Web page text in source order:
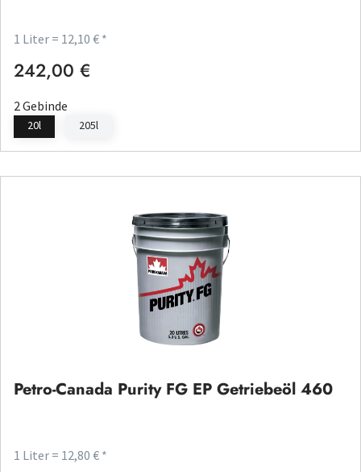
1 Liter = 12,10 € *
Regulärer Preis:
242,00 €
2 Gebinde
20l 205l
Petro-Canada Purity FG EP Getriebeöl 460
1 Liter = 12,80 € *